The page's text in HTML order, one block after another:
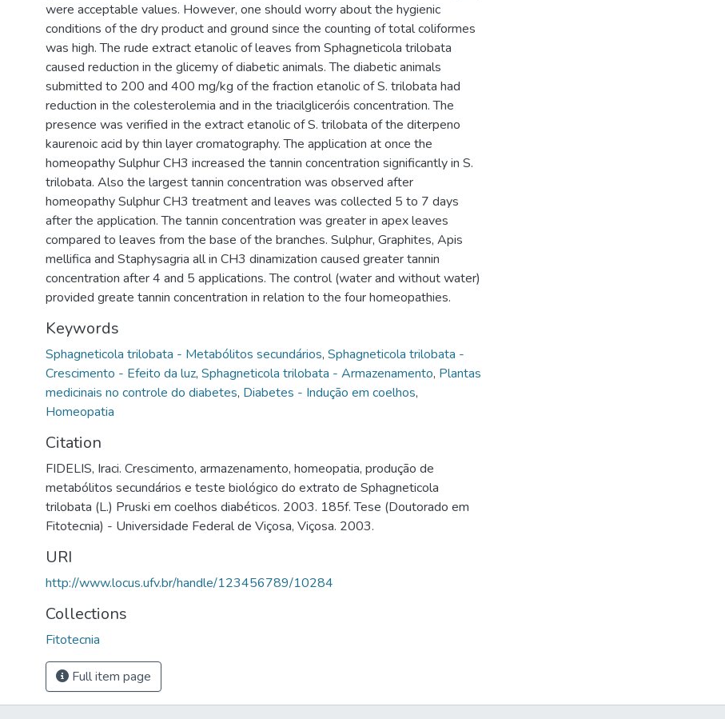
were acceptable values. However, one should worry about the hygienic
conditions of the dry product and ground since the counting of total coliformes
was high. The rude extract etanolic of leaves from Sphagneticola trilobata
caused reduction in the glicemy of diabetic animals. The diabetic animals
submitted to 200 and 400 mg/kg of the fraction etanolic of S. trilobata had
reduction in the colesterolemia and in the triacilgliceróis concentration. The
presence was verified in the extract etanolic of S. trilobata of the diterpeno
kaurenoic acid by thin layer cromatography. The application at once the
homeopathy Sulphur CH3 increased the tannin concentration significantly in S.
trilobata. Also the largest tannin concentration was observed after
homeopathy Sulphur CH3 treatment and leaves was collected 5 to 7 days
after the application. The tannin concentration was greater in apex leaves
compared to leaves from the base of the branches. Sulphur, Graphites, Apis
mellifica and Staphysagria all in CH3 dinamization caused greater tannin
concentration after 4 and 5 applications. The control (water and without water)
provided greate tannin concentration in relation to the four homeopathies.
Keywords
Sphagneticola trilobata - Metabólitos secundários, Sphagneticola trilobata -
Crescimento - Efeito da luz, Sphagneticola trilobata - Armazenamento, Plantas
medicinais no controle do diabetes, Diabetes - Indução em coelhos,
Homeopatia
Citation
FIDELIS, Iraci. Crescimento, armazenamento, homeopatia, produção de
metabólitos secundários e teste biológico do extrato de Sphagneticola
trilobata (L.) Pruski em coelhos diabéticos. 2003. 185f. Tese (Doutorado em
Fitotecnia) - Universidade Federal de Viçosa, Viçosa. 2003.
URI
http://www.locus.ufv.br/handle/123456789/10284
Collections
Fitotecnia
Full item page